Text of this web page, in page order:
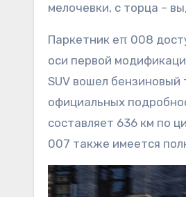
мелочевки, с торца –
Паркетник eπ 008
оси первой
SUV вошел бензиновый
официальных
составляет 636 км по
007 также имеется